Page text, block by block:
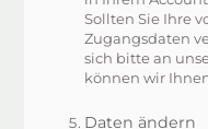
Sollten Sie Ihre
Zugangsdaten
sich bitte an
können wir
Daten ändern